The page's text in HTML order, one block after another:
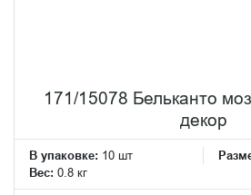
171/15078 Бельканто
декор
В упаковке: 10 шт
Вес: 0.8 кг